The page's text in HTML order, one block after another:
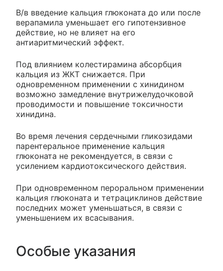
В/в введение кальция глюконата до или после
верапамила уменьшает его гипотензивное
действие, но не влияет на его
антиаритмический эффект.
Под влиянием колестирамина абсорбция
кальция из ЖКТ снижается. При
одновременном применении с хинидином
возможно замедление внутрижелудочковой
проводимости и повышение токсичности
хинидина.
Во время лечения сердечными гликозидами
парентеральное применение кальция
глюконата не рекомендуется, в связи с
усилением кардиотоксического действия.
При одновременном пероральном применении
кальция глюконата и тетрациклинов действие
последних может уменьшаться, в связи с
уменьшением их всасывания.
Особые указания